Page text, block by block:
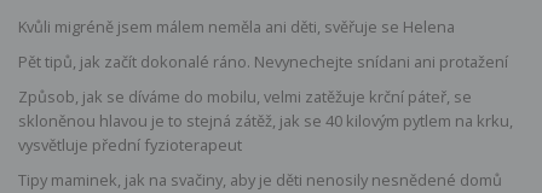
Kvůli migréně jsem málem neměla ani děti, svěřuje se Helena
Pět tipů, jak začít dokonalé ráno. Nevynechejte snídani ani protažení
Způsob, jak se díváme do mobilu, velmi zatěžuje krční páteř, se
skloněnou hlavou je to stejná zátěž, jak se 40 kilovým pytlem na krku,
vysvětluje přední fyzioterapeut
Tipy maminek, jak na svačiny, aby je děti nenosily nesnědené domů